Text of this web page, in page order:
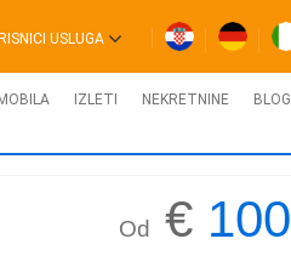
USLUGA
IZLETI NEKRETNINE BLOG
Od € 100